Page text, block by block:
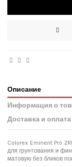
Описание
Информация о
Доставка и оплата
Colorex Eminent Pro
для грунтования и
матовую без бликов